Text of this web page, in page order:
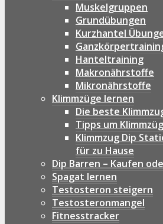
Muskelgruppen
Grundübungen
Kurzhantel
Hanteltraining
Makronährstoffe
Mikronährstoffe
Klimmzüge lernen
Die beste
Tipps um
Klimmzug Dip
für zu Hause
Dip Barren – Kaufen
Spagat lernen
Testosteron steigern
Testosteronmangel
Fitnesstracker